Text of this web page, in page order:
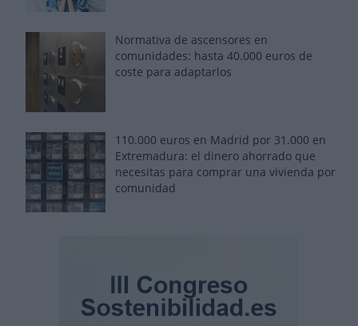
Normativa de ascensores en
comunidades: hasta 40.000 euros de
coste para adaptarlos
110.000 euros en Madrid por 31.000 en
Extremadura: el dinero ahorrado que
necesitas para comprar una vivienda por
comunidad